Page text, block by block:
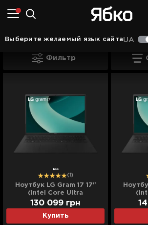
Выберите желаемый язык сайтаUA
Ноутбуки во Львове
Ноутбуки LG во Львове
Фильтр
(1)
Ноутбук LG Gram 17 17"
(Intel Core Ultra
9/32GB/2TB (SSD)/Intel
Arc) (17Z90TL-H.AUB9U1)
(Standard)
Купить
130 099 грн
9/
Arc)